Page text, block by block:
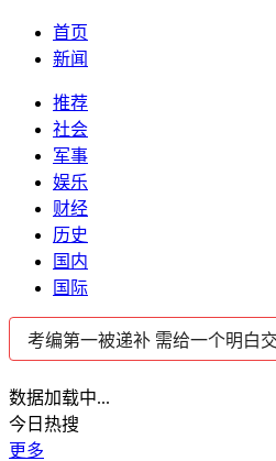
首页
新闻
推荐
社会
军事
娱乐
财经
历史
国内
国际
数据加载中...
今日热搜
更多